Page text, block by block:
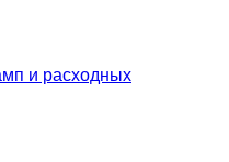
и расходных